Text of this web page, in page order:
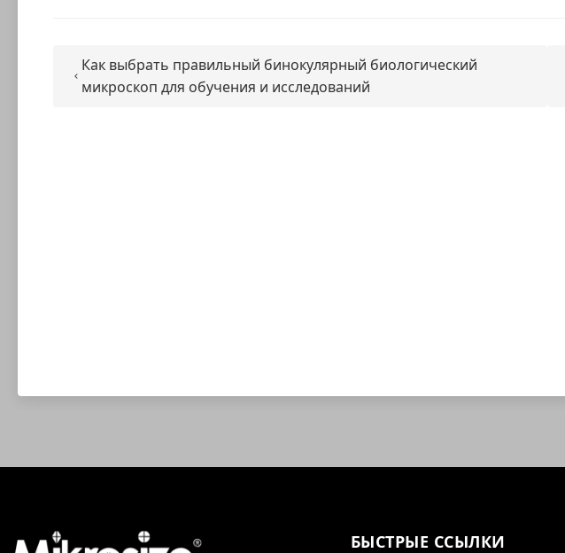
Как выбрать правильный бинокулярный биологический
микроскоп для обучения и исследований
БЫСТРЫЕ ССЫЛКИ